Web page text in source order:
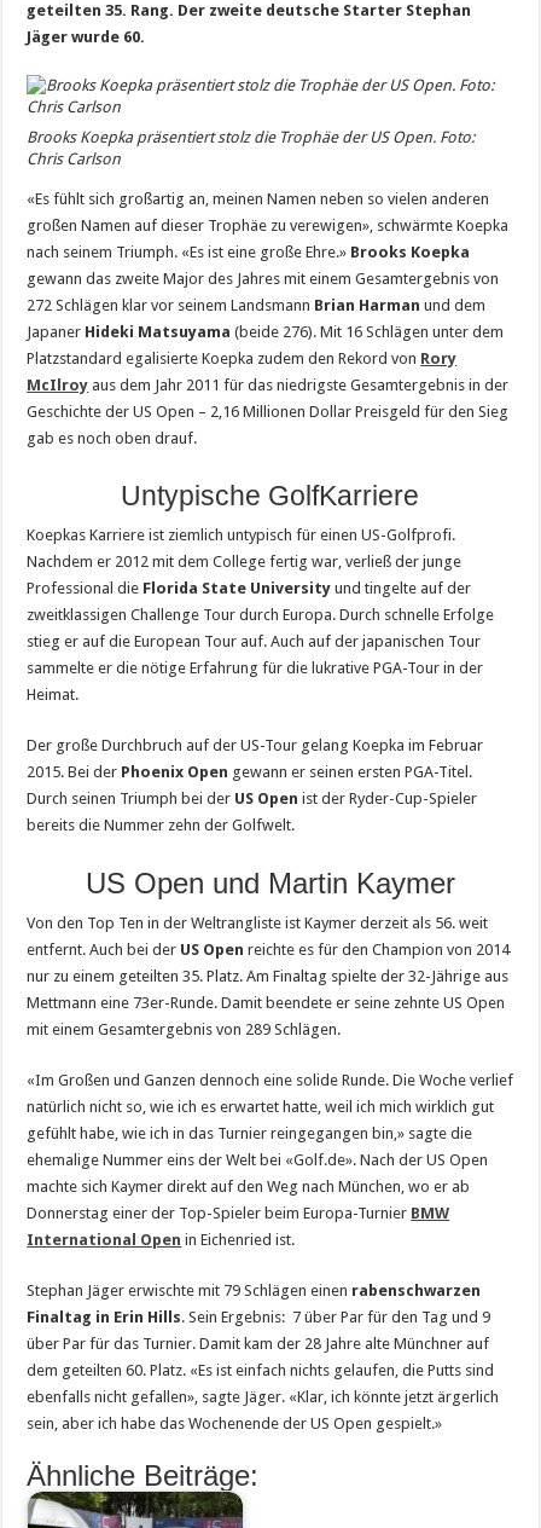
geteilten 35. Rang. Der zweite deutsche Starter Stephan
Jäger wurde 60.
Brooks Koepka präsentiert stolz die Trophäe der US Open. Foto:
Chris Carlson
«Es fühlt sich großartig an, meinen Namen neben so vielen anderen
großen Namen auf dieser Trophäe zu verewigen», schwärmte Koepka
nach seinem Triumph. «Es ist eine große Ehre.» Brooks Koepka
gewann das zweite Major des Jahres mit einem Gesamtergebnis von
272 Schlägen klar vor seinem Landsmann Brian Harman und dem
Japaner Hideki Matsuyama (beide 276). Mit 16 Schlägen unter dem
Platzstandard egalisierte Koepka zudem den Rekord von Rory
McIlroy aus dem Jahr 2011 für das niedrigste Gesamtergebnis in der
Geschichte der US Open – 2,16 Millionen Dollar Preisgeld für den Sieg
gab es noch oben drauf.
Untypische GolfKarriere
Koepkas Karriere ist ziemlich untypisch für einen US-Golfprofi.
Nachdem er 2012 mit dem College fertig war, verließ der junge
Professional die Florida State University und tingelte auf der
zweitklassigen Challenge Tour durch Europa. Durch schnelle Erfolge
stieg er auf die European Tour auf. Auch auf der japanischen Tour
sammelte er die nötige Erfahrung für die lukrative PGA-Tour in der
Heimat.
Der große Durchbruch auf der US-Tour gelang Koepka im Februar
2015. Bei der Phoenix Open gewann er seinen ersten PGA-Titel.
Durch seinen Triumph bei der US Open ist der Ryder-Cup-Spieler
bereits die Nummer zehn der Golfwelt.
US Open und Martin Kaymer
Von den Top Ten in der Weltrangliste ist Kaymer derzeit als 56. weit
entfernt. Auch bei der US Open reichte es für den Champion von 2014
nur zu einem geteilten 35. Platz. Am Finaltag spielte der 32-Jährige aus
Mettmann eine 73er-Runde. Damit beendete er seine zehnte US Open
mit einem Gesamtergebnis von 289 Schlägen.
«Im Großen und Ganzen dennoch eine solide Runde. Die Woche verlief
natürlich nicht so, wie ich es erwartet hatte, weil ich mich wirklich gut
gefühlt habe, wie ich in das Turnier reingegangen bin,» sagte die
ehemalige Nummer eins der Welt bei «Golf.de». Nach der US Open
machte sich Kaymer direkt auf den Weg nach München, wo er ab
Donnerstag einer der Top-Spieler beim Europa-Turnier BMW
International Open in Eichenried ist.
Stephan Jäger erwischte mit 79 Schlägen einen rabenschwarzen
Finaltag in Erin Hills. Sein Ergebnis: 7 über Par für den Tag und 9
über Par für das Turnier. Damit kam der 28 Jahre alte Münchner auf
dem geteilten 60. Platz. «Es ist einfach nichts gelaufen, die Putts sind
ebenfalls nicht gefallen», sagte Jäger. «Klar, ich könnte jetzt ärgerlich
sein, aber ich habe das Wochenende der US Open gespielt.»
Ähnliche Beiträge: